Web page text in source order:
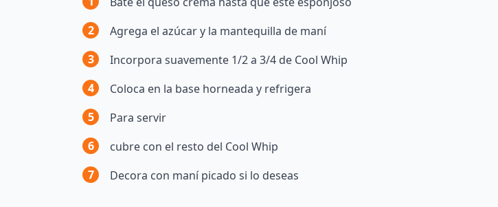
2
Agrega el azúcar y la mantequilla de maní
3
Incorpora suavemente 1/2 a 3/4 de Cool Whip
4
Coloca en la base horneada y refrigera
5
Para servir
6
cubre con el resto del Cool Whip
7
Decora con maní picado si lo deseas